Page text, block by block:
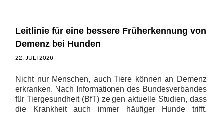
Leitlinie für eine bessere Früherkennung von
Demenz bei Hunden
22. JULI 2026
Nicht nur Menschen, auch Tiere können an Demenz
erkranken. Nach Informationen des Bundesverbandes
für Tiergesundheit (BfT) zeigen aktuelle Studien, dass
die Krankheit auch immer häufiger Hunde trifft.